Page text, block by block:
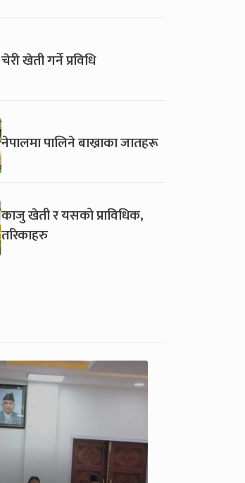
चेरी खेती गर्ने प्रविधि
नेपालमा पालिने बाख्राका जातहरू
काजु खेती र यसको प्राविधिक,
तरिकाहरु